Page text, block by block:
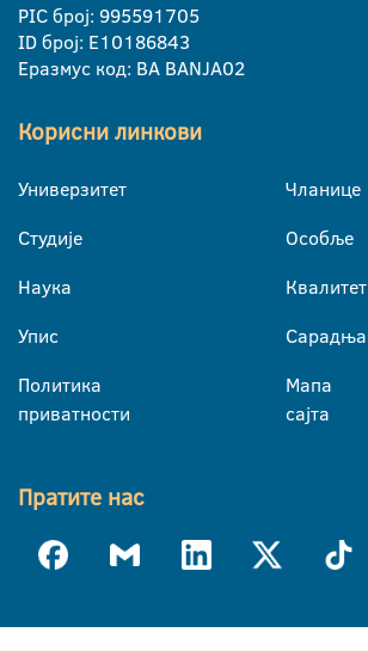
PIC број: 995591705
ID број: E10186843
Еразмус код: BA BANJA02
Корисни линкови
Универзитет
Студије
Наука
Упис
Политика
приватности
Чланице
Особље
Квалитет
Сарадња
Мапа
сајта
Пратите нас